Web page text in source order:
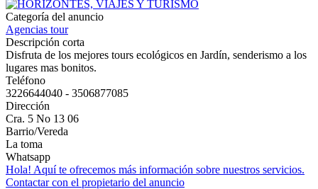
Categoría del anuncio
Agencias tour
Descripción corta
Disfruta de los mejores tours ecológicos en Jardín, senderismo a los
lugares mas bonitos.
Teléfono
3226644040 - 3506877085
Dirección
Cra. 5 No 13 06
Barrio/Vereda
La toma
Whatsapp
Hola! Aquí te ofrecemos más información sobre nuestros servicios.
Contactar con el propietario del anuncio